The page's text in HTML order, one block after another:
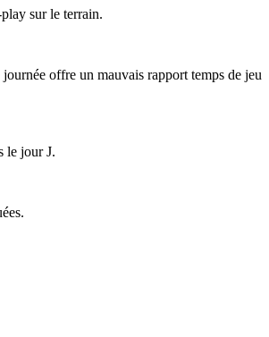
sur le terrain.
offre un mauvais rapport temps de jeu
le jour J.